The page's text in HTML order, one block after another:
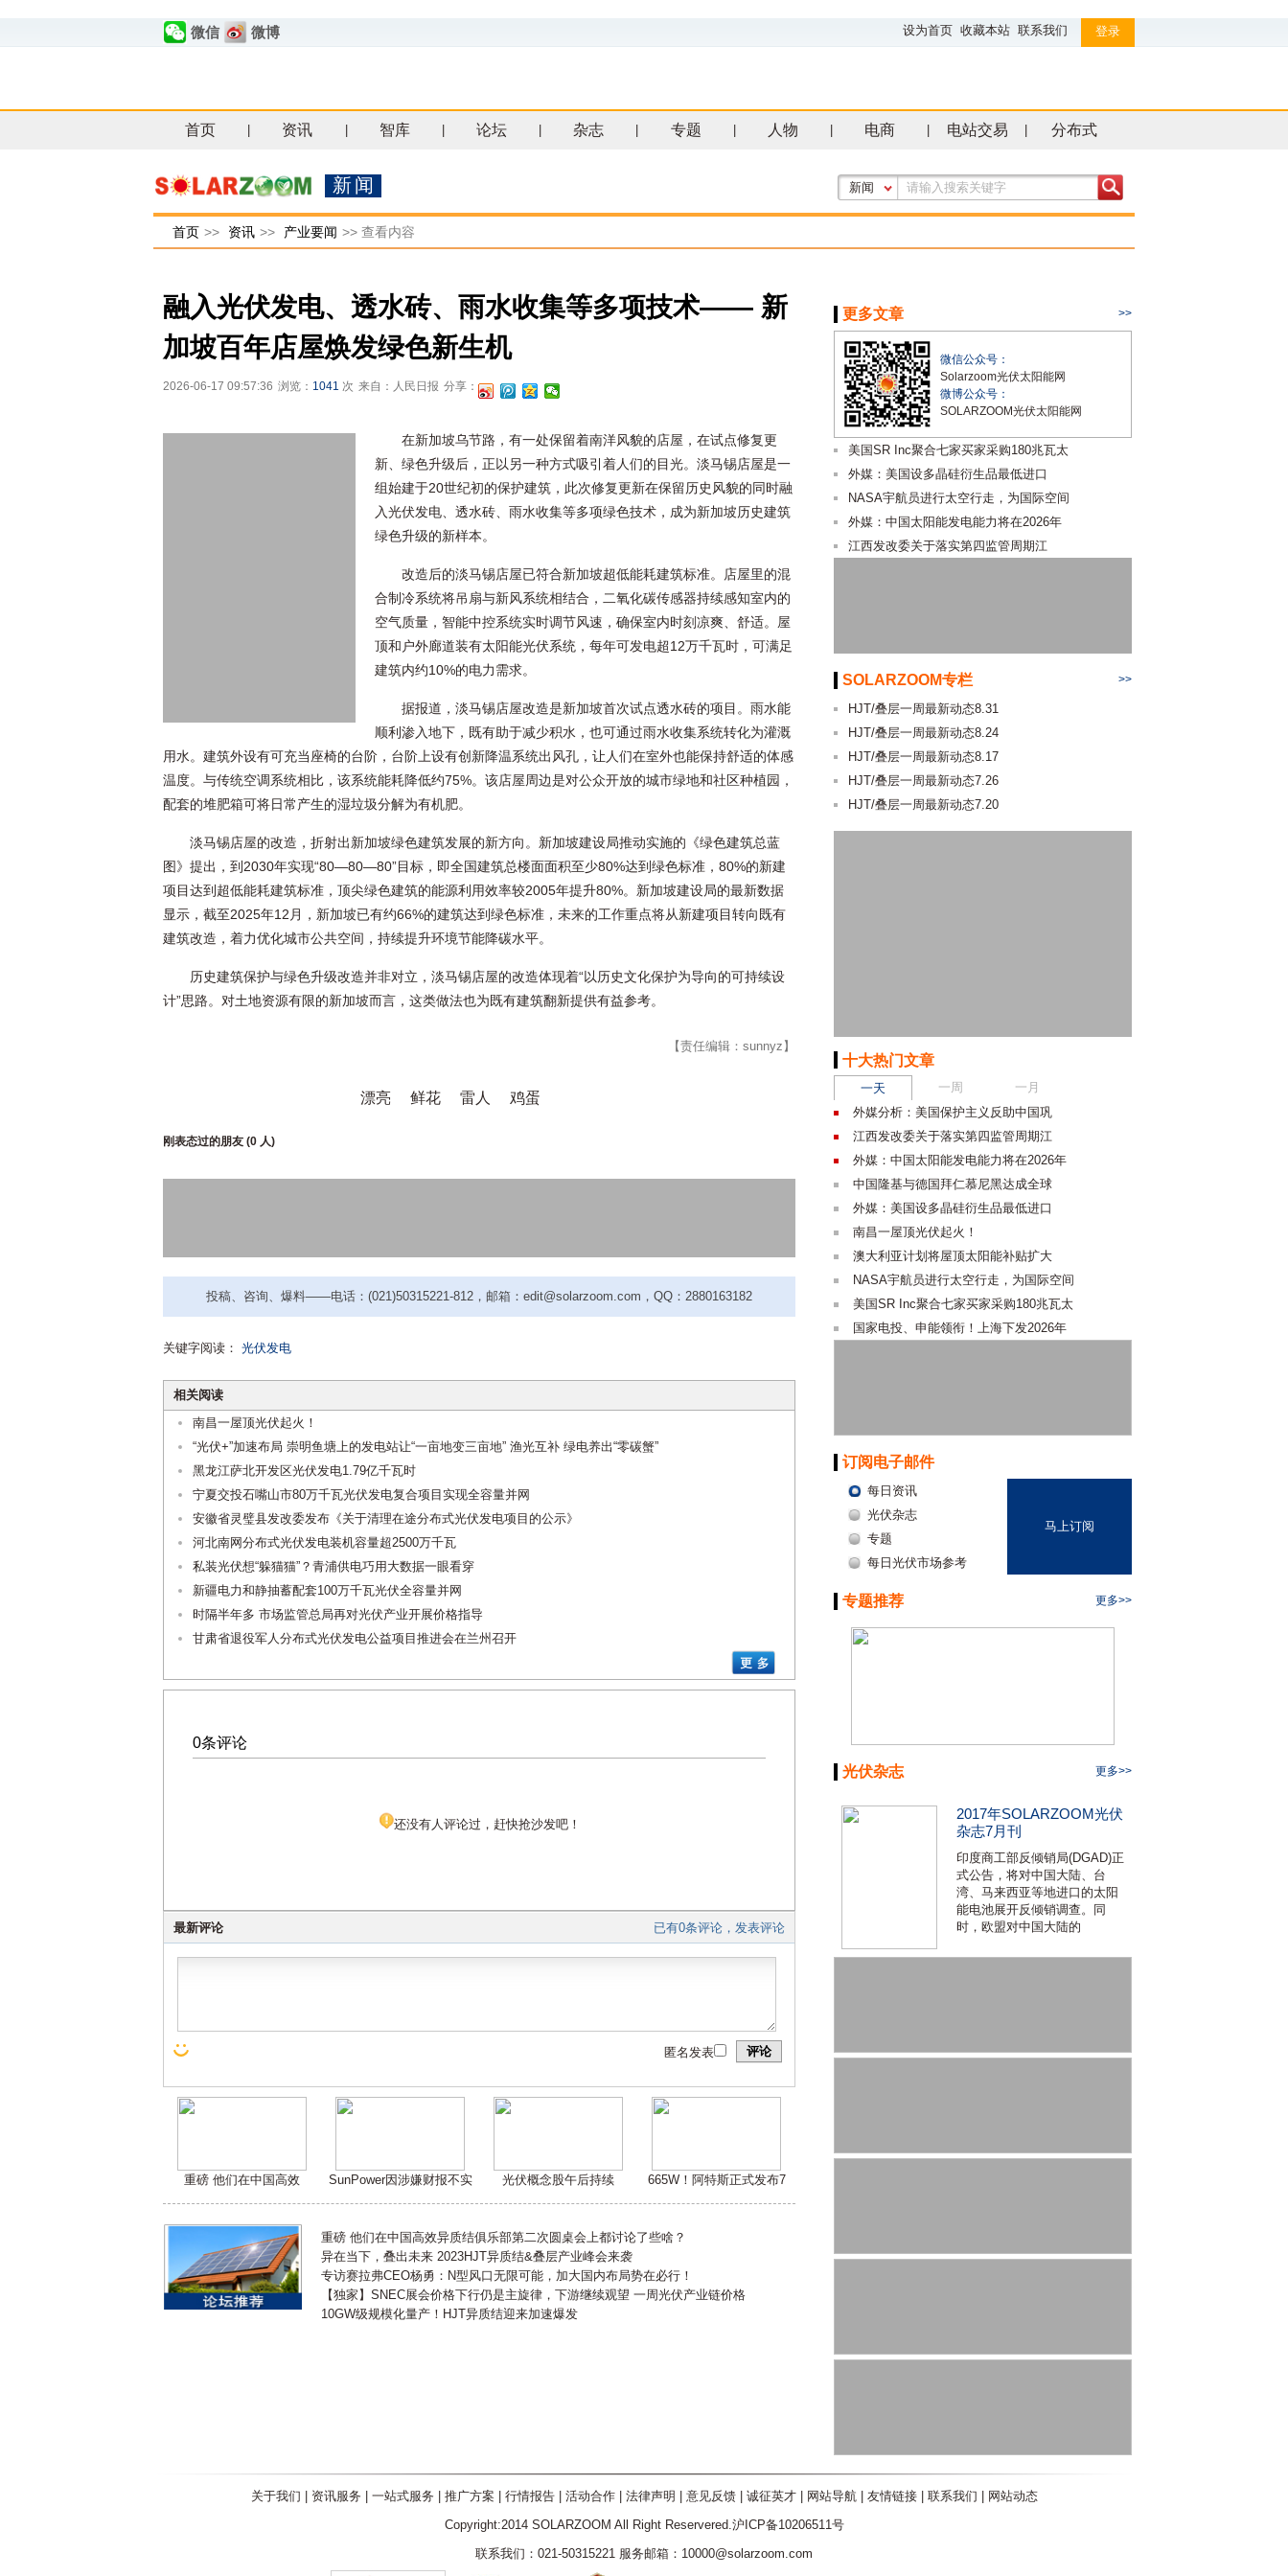
微信 微博 设为首页 收藏本站 联系我们 登录
首页 资讯 智库 论坛 杂志 专题 人物 电商 电站交易 分布式
新闻 新闻
首页 >> 资讯 >> 产业要闻 >> 查看内容
融入光伏发电、透水砖、雨水收集等多项技术—— 新
加坡百年店屋焕发绿色新生机
2026-06-17 09:57:36 浏览： 1041 次 来自：人民日报 分享：
在新加坡乌节路，有一处保留着南洋风貌的店屋，在试点修复更
新、绿色升级后，正以另一种方式吸引着人们的目光。淡马锡店屋是一
组始建于20世纪初的保护建筑，此次修复更新在保留历史风貌的同时融
入光伏发电、透水砖、雨水收集等多项绿色技术，成为新加坡历史建筑
绿色升级的新样本。
改造后的淡马锡店屋已符合新加坡超低能耗建筑标准。店屋里的混
合制冷系统将吊扇与新风系统相结合，二氧化碳传感器持续感知室内的
空气质量，智能中控系统实时调节风速，确保室内时刻凉爽、舒适。屋
顶和户外廊道装有太阳能光伏系统，每年可发电超12万千瓦时，可满足
建筑内约10%的电力需求。
据报道，淡马锡店屋改造是新加坡首次试点透水砖的项目。雨水能
顺利渗入地下，既有助于减少积水，也可通过雨水收集系统转化为灌溉
用水。建筑外设有可充当座椅的台阶，台阶上设有创新降温系统出风孔，让人们在室外也能保持舒适的体感
温度。与传统空调系统相比，该系统能耗降低约75%。该店屋周边是对公众开放的城市绿地和社区种植园，
配套的堆肥箱可将日常产生的湿垃圾分解为有机肥。
淡马锡店屋的改造，折射出新加坡绿色建筑发展的新方向。新加坡建设局推动实施的《绿色建筑总蓝
图》提出，到2030年实现“80—80—80”目标，即全国建筑总楼面面积至少80%达到绿色标准，80%的新建
项目达到超低能耗建筑标准，顶尖绿色建筑的能源利用效率较2005年提升80%。新加坡建设局的最新数据
显示，截至2025年12月，新加坡已有约66%的建筑达到绿色标准，未来的工作重点将从新建项目转向既有
建筑改造，着力优化城市公共空间，持续提升环境节能降碳水平。
历史建筑保护与绿色升级改造并非对立，淡马锡店屋的改造体现着“以历史文化保护为导向的可持续设
计”思路。对土地资源有限的新加坡而言，这类做法也为既有建筑翻新提供有益参考。
【责任编辑：sunnyz】
漂亮 鲜花 雷人 鸡蛋
刚表态过的朋友 (0 人)
投稿、咨询、爆料——电话：(021)50315221-812，邮箱：edit@solarzoom.com，QQ：2880163182
关键字阅读： 光伏发电
相关阅读
南昌一屋顶光伏起火！
“光伏+”加速布局 崇明鱼塘上的发电站让“一亩地变三亩地” 渔光互补 绿电养出“零碳蟹”
黑龙江萨北开发区光伏发电1.79亿千瓦时
宁夏交投石嘴山市80万千瓦光伏发电复合项目实现全容量并网
安徽省灵璧县发改委发布《关于清理在途分布式光伏发电项目的公示》
河北南网分布式光伏发电装机容量超2500万千瓦
私装光伏想“躲猫猫”？青浦供电巧用大数据一眼看穿
新疆电力和静抽蓄配套100万千瓦光伏全容量并网
时隔半年多 市场监管总局再对光伏产业开展价格指导
甘肃省退役军人分布式光伏发电公益项目推进会在兰州召开
0条评论
还没有人评论过，赶快抢沙发吧！
已有0条评论，发表评论
最新评论
评论
匿名发表
重磅 他们在中国高效 SunPower因涉嫌财报不实 光伏概念股午后持续 665W！阿特斯正式发布7
重磅 他们在中国高效异质结俱乐部第二次圆桌会上都讨论了些啥？
异在当下，叠出未来 2023HJT异质结&叠层产业峰会来袭
专访赛拉弗CEO杨勇：N型风口无限可能，加大国内布局势在必行！
【独家】SNEC展会价格下行仍是主旋律，下游继续观望 一周光伏产业链价格
10GW级规模化量产！HJT异质结迎来加速爆发
更多文章 >>
微信公众号：
Solarzoom光伏太阳能网
微博公众号：
SOLARZOOM光伏太阳能网
美国SR Inc聚合七家买家采购180兆瓦太
外媒：美国设多晶硅衍生品最低进口
NASA宇航员进行太空行走，为国际空间
外媒：中国太阳能发电能力将在2026年
江西发改委关于落实第四监管周期江
SOLARZOOM专栏 >>
HJT/叠层一周最新动态8.31
HJT/叠层一周最新动态8.24
HJT/叠层一周最新动态8.17
HJT/叠层一周最新动态7.26
HJT/叠层一周最新动态7.20
十大热门文章
一天 一周
一月
外媒分析：美国保护主义反助中国巩
江西发改委关于落实第四监管周期江
外媒：中国太阳能发电能力将在2026年
中国隆基与德国拜仁慕尼黑达成全球
外媒：美国设多晶硅衍生品最低进口
南昌一屋顶光伏起火！
澳大利亚计划将屋顶太阳能补贴扩大
NASA宇航员进行太空行走，为国际空间
美国SR Inc聚合七家买家采购180兆瓦太
国家电投、申能领衔！上海下发2026年
订阅电子邮件
每日资讯
光伏杂志
专题
每日光伏市场参考
马上订阅
专题推荐 更多>>
光伏杂志 更多>>
2017年SOLARZOOM光伏
杂志7月刊
印度商工部反倾销局(DGAD)正
式公告，将对中国大陆、台
湾、马来西亚等地进口的太阳
能电池展开反倾销调查。同
时，欧盟对中国大陆的
关于我们 资讯服务 一站式服务 推广方案 行情报告| 活动合作| 法律声明 意见反馈| 诚征英才| 网站导航| 友情链接| 联系我们
网站动态
Copyright:2014 SOLARZOOM All Right Reservered.沪ICP备10206511号
联系我们：021-50315221 服务邮箱：10000@solarzoom.com